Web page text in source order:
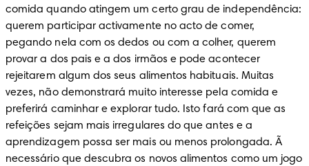
comida quando atingem um certo grau de independência:
querem participar activamente no acto de comer,
pegando nela com os dedos ou com a colher, querem
provar a dos pais e a dos irmãos e pode acontecer
rejeitarem algum dos seus alimentos habituais. Muitas
vezes, não demonstrará muito interesse pela comida e
preferirá caminhar e explorar tudo. Isto fará com que as
refeições sejam mais irregulares do que antes e a
aprendizagem possa ser mais ou menos prolongada. Ã
necessário que descubra os novos alimentos como um jogo